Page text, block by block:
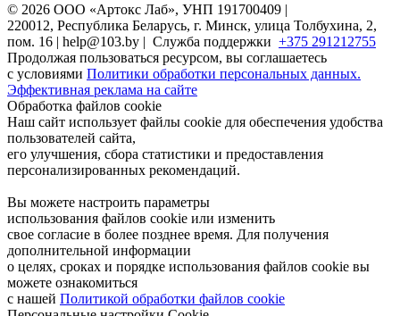
© 2026 ООО «Артокс Лаб», УНП 191700409 |
220012, Республика Беларусь, г. Минск, улица Толбухина, 2,
пом. 16 | help@103.by | Служба поддержки +375 291212755
Продолжая пользоваться ресурсом, вы соглашаетесь
с условиями Политики обработки персональных данных.
Эффективная реклама на сайте
Обработка файлов cookie
Наш сайт использует файлы cookie для обеспечения удобства
пользователей сайта,
его улучшения, сбора статистики и предоставления
персонализированных рекомендаций.
Вы можете настроить параметры
использования файлов cookie или изменить
свое согласие в более позднее время. Для получения
дополнительной информации
о целях, сроках и порядке использования файлов cookie вы
можете ознакомиться
с нашей Политикой обработки файлов cookie